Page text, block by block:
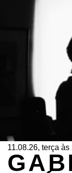
11.08.26, terça às